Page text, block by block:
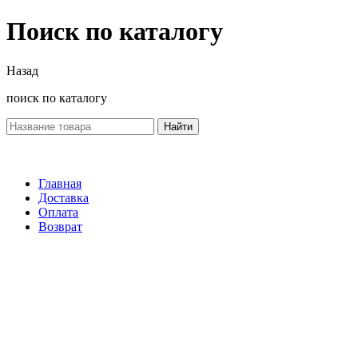
Поиск по каталогу
Назад
поиск по каталогу
Найти
Главная
Доставка
Оплата
Возврат